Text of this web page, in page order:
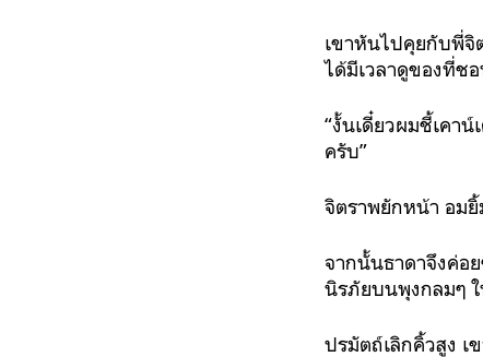
เขาหันไปคุยกับพี่จิ
ได้มีเวลาดูของที่ช
“งั้นเดี๋ยวผมชี้เคา
ครับ”
จิตราพยักหน้า อม
จากนั้นธาดาจึงค่อ
นิรภัยบนพุงกลมๆ
ปรมัตถ์เลิกคิ้วสูง เ